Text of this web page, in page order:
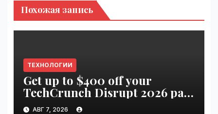
Похожая запись
ТЕХНОЛОГИИ
Get up to $400 off your
TechCrunch Disrupt 2026 pass
until tomorrow | VseTime.ru
АВГ 7, 2026